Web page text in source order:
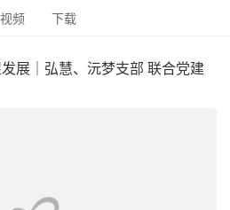
视频 下载
展｜弘慧、沅梦支部 联合党建